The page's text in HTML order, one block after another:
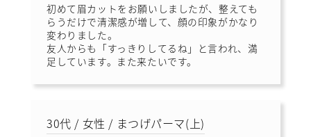
初めて眉カットをお願いしましたが、整えても
らうだけで清潔感が増して、顔の印象がかなり
変わりました。
友人からも「すっきりしてるね」と言われ、満
足しています。また来たいです。
30代 / 女性 / まつげパーマ(上)